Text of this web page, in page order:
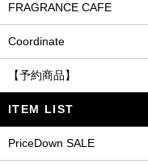
FRAGRANCE CAFE
Coordinate
【予約商品】
ITEM LIST
PriceDown SALE